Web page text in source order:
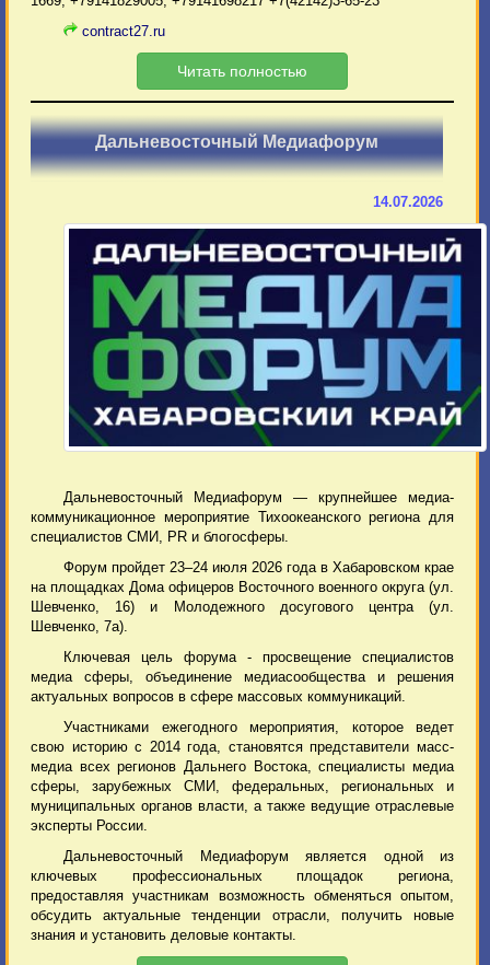
contract27.ru
Читать полностью
Дальневосточный Медиафорум
14.07.2026
Дальневосточный Медиафорум — крупнейшее медиа-
коммуникационное мероприятие Тихоокеанского региона для
специалистов СМИ, PR и блогосферы.
Форум пройдет 23–24 июля 2026 года в Хабаровском крае
на площадках Дома офицеров Восточного военного округа (ул.
Шевченко, 16) и Молодежного досугового центра (ул.
Шевченко, 7а).
Ключевая цель форума - просвещение специалистов
медиа сферы, объединение медиасообщества и решения
актуальных вопросов в сфере массовых коммуникаций.
Участниками ежегодного мероприятия, которое ведет
свою историю с 2014 года, становятся представители масс-
медиа всех регионов Дальнего Востока, специалисты медиа
сферы, зарубежных СМИ, федеральных, региональных и
муниципальных органов власти, а также ведущие отраслевые
эксперты России.
Дальневосточный Медиафорум является одной из
ключевых профессиональных площадок региона,
предоставляя участникам возможность обменяться опытом,
обсудить актуальные тенденции отрасли, получить новые
знания и установить деловые контакты.